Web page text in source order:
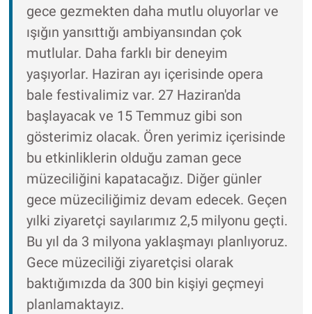
gece gezmekten daha mutlu oluyorlar ve
ışığın yansıttığı ambiyansından çok
mutlular. Daha farklı bir deneyim
yaşıyorlar. Haziran ayı içerisinde opera
bale festivalimiz var. 27 Haziran'da
başlayacak ve 15 Temmuz gibi son
gösterimiz olacak. Ören yerimiz içerisinde
bu etkinliklerin olduğu zaman gece
müzeciliğini kapatacağız. Diğer günler
gece müzeciliğimiz devam edecek. Geçen
yılki ziyaretçi sayılarımız 2,5 milyonu geçti.
Bu yıl da 3 milyona yaklaşmayı planlıyoruz.
Gece müzeciliği ziyaretçisi olarak
baktığımızda da 300 bin kişiyi geçmeyi
planlamaktayız.